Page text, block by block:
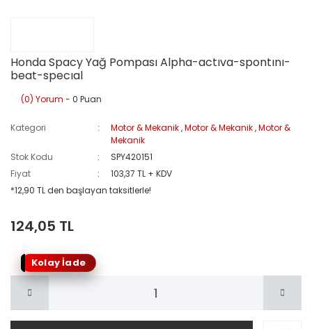
Honda Spacy Yağ Pompası Alpha-actıva-spontını-
beat-specıal
(0) Yorum - 0 Puan
Kategori Motor & Mekanik,Motor & Mekanik,Motor &
Mekanik
Stok Kodu
SPY420151
Fiyat
103,37 TL + KDV
*12,90 TL den başlayan taksitlerle!
124,05 TL
Kolay İade